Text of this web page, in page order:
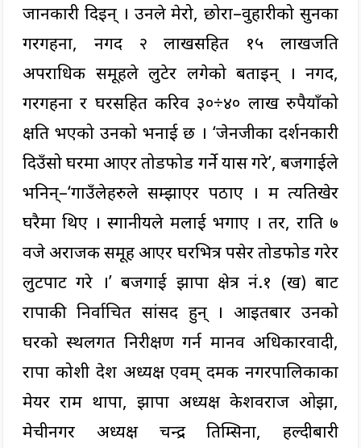
जानकारी दिइन् । उनले मेरो, छोरा–वुहारीको सुनका
गरगहना, नगद २ लाखसहित १५ लाखजति
अपराधिक समूहले लुटेर लगेको बताइन् । नगद,
गरगहना र घरसहित करिव ३०÷४० लाख रुपैयाँको
क्षति भएको उनको भनाई छ । ‘जेनजीका प्रदर्शनकारी
दिउँसो घरमा आएर तोडफोड गर्ने प्रयास गरे’, बजगाईले
भनिन्–‘गाउँलेहरुले सम्झाएर पठाए । म त्यतिखेर
घरैमा थिए । स्गानीयले मलाई भगाए । तर, राति ७
वजे अराजक समूह आएर घरभित्र पसेर तोडफोड गरेर
लुटपाट गरे ।’ बजगाई झापा क्षेत्र नं.१ (ख) बाट
राप्रपाकी निर्वाचित सांसद हुन् । आइतबार उनको
घरको स्थलगत निरीक्षण गर्न मानव अधिकारवादी,
राप्रपा कोशी प्रदेश अध्यक्ष एवम् दमक नगरपालिकाका
मेयर राम थापा, झापा अध्यक्ष केशवराज ओझा,
मेचीनगर अध्यक्ष चन्द्र तिम्सिना, हल्दीबारी